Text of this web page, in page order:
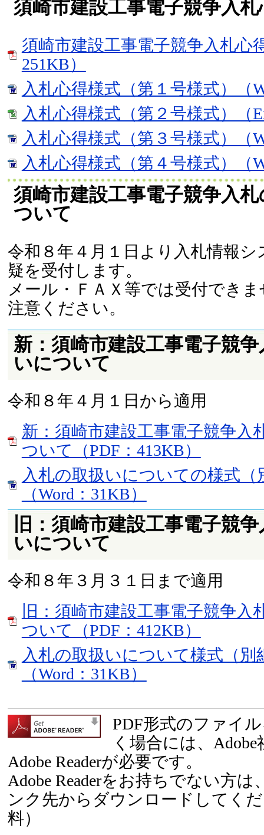
須崎市建設工事電子競争入札
須崎市建設工事電子競争入札心
251KB）
入札心得様式（第１号様式）（
入札心得様式（第２号様式）（
入札心得様式（第３号様式）（
入札心得様式（第４号様式）（
須崎市建設工事電子競争入
ついて
令和８年４月１日より入札情報
疑を受付します。
メール・ＦＡＸ等では受付でき
注意ください。
新：須崎市建設工事電子競
いについて
令和８年４月１日から適用
新：須崎市建設工事電子競争入
ついて（PDF：413KB）
入札の取扱いについての様式（
（Word：31KB）
旧：須崎市建設工事電子競
いについて
令和８年３月３１日まで適用
旧：須崎市建設工事電子競争入
ついて（PDF：412KB）
入札の取扱いについて様式（別
（Word：31KB）
PDF形式のファイ
く場合には、
Adobe Readerが必要です。
Adobe Readerをお持ちでない方は
ンク先からダウンロードしてく
料）